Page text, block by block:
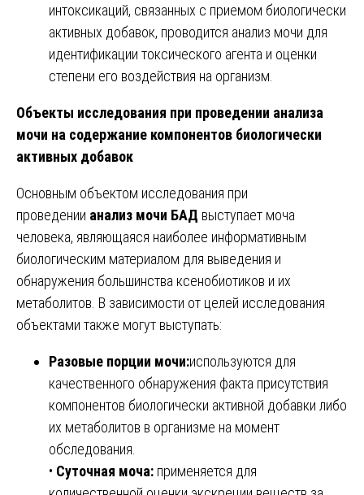
интоксикаций, связанных с приемом биологически
активных добавок, проводится анализ мочи для
идентификации токсического агента и оценки
степени его воздействия на организм.
Объекты исследования при проведении анализа
мочи на содержание компонентов биологически
активных добавок
Основным объектом исследования при
проведении анализ мочи БАД выступает моча
человека, являющаяся наиболее информативным
биологическим материалом для выведения и
обнаружения большинства ксенобиотиков и их
метаболитов. В зависимости от целей исследования
объектами также могут выступать:
Разовые порции мочи:используются для
качественного обнаружения факта присутствия
компонентов биологически активной добавки либо
их метаболитов в организме на момент
обследования.
• Суточная моча: применяется для